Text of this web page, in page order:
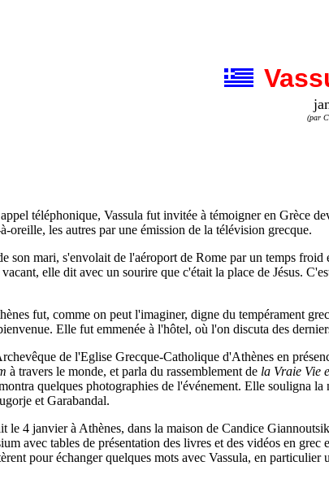
(par
téléphonique, Vassula fut invitée à témoigner en Grèce
oreille, les autres par une émission de la télévision grecque.
son mari, s'envolait de l'aéroport de Rome par un temps
elle dit avec un sourire que c'était la place de Jésus.
fut, comme on peut l'imaginer, digne du tempérament
Elle fut emmenée à l'hôtel, où l'on discuta des
de l'Eglise Grecque-Catholique d'Athènes en
à travers le monde, et parla du rassemblement de la Vraie Vie
quelques photographies de l'événement. Elle souligna la
et Garabandal.
le 4 janvier à Athènes, dans la maison de Candice
avec tables de présentation des livres et des vidéos en
pour échanger quelques mots avec Vassula, en